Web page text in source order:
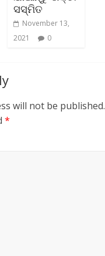
ସସ୍ମିତ
November 13,
2021
0
will not be published.
*